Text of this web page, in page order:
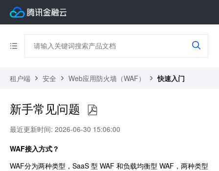
租户端 安全 Web应用防火墙（WAF） 快速入门
新手常见问题
最近更新时间: 2026-06-30 15:06:00
WAF接入方式？
WAF分为两种类型，SaaS 型 WAF 和负载均衡型 WAF，两种类型